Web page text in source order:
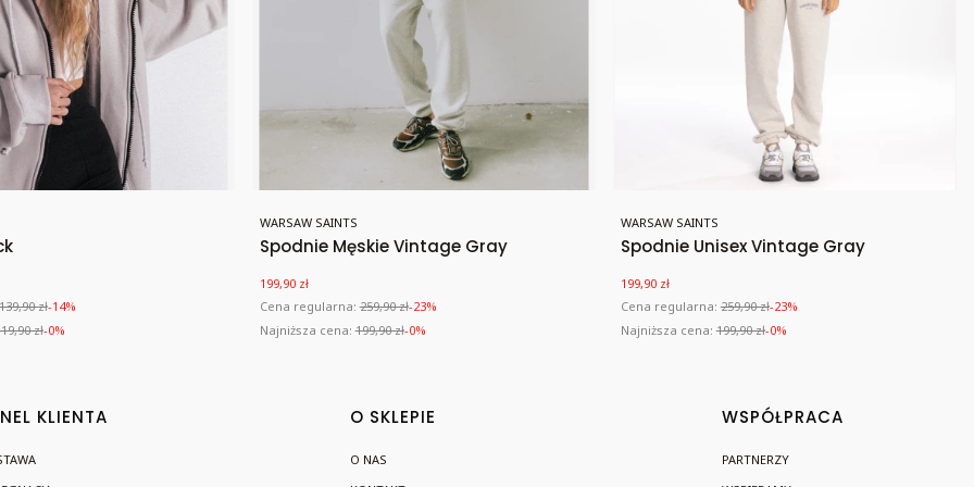
zł-14%
zł-0%
Spodnie Męskie Vintage Gray
Producent
WARSAW SAINTS
Cena promocyjna
199,90 zł
Cena regularna: 259,90 zł-23%
Najniższa cena: 199,90 zł-0%
Spodnie Unisex Vintage Gray
Producent
WARSAW SAINTS
Cena promocyjna
199,90 zł
Cena regularna: 259,90 zł-23%
Najniższa cena: 199,90 zł-0%
KLIENTA O SKLEPIE
O NAS
WSPÓŁPRACA
PARTNERZY